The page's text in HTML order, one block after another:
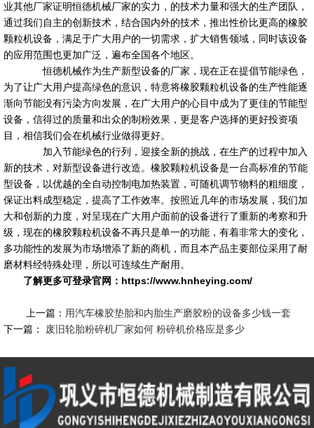
业其他厂家证明恒德机械厂家的实力，的技术力量和强大的生产团队，
通过我们自主的创新技术，结合国内外的技术，推出性价比更高的橡胶
颗粒机设备，满足于广大用户的一切需求，扩大销售领域，同时该设备
的应用范围也更加广泛，遍布全国各个地区。
恒德机械作为生产新型设备的厂家，现在正在提倡节能绿色，
为了让广大用户提高绿色的意识，特意将橡胶颗粒机设备的生产性能逐
渐向节能没有污染方向发展，在广大用户的心目中成为了更佳的节能型
设备，信得过的质量和出众的制粉效果，更是客户选择的更好投资项
目，相信我们会在机械行业做得更好。
加入节能绿色的行列，迎接全新的挑战，在生产的过程中加入
新的技术，对新型设备进行改造。橡胶颗粒机设备是一台高标准的节能
型设备，以优越的全自动控制电加热装置，可随机调节物料的粗细度，
保证出料成型稳定，提高了工作效率。按照近几年的市场发展，我们加
大和创新的力度，对呈现在广大用户面前的设备进行了重新的考察和升
级，现在的橡胶颗粒机设备不再只是单一的功能，有着非常大的变化，
多功能性的发展为市场增添了新的商机，而且本产品主要部位采用了耐
磨材料经特殊处理，所以可连续生产耐用。
了解更多可登录官网：https://www.hnheying.com/
上一篇： 用汽车橡胶垫胎和内胎生产磨胶粉的设备多少钱一套
下一篇：
废旧轮胎粉碎机厂家如何 粉碎机价格应是多少